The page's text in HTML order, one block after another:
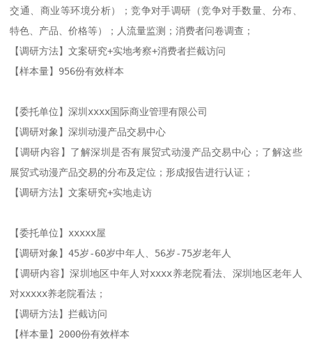
交通、商业等环境分析）；竞争对手调研（竞争对手数量、分布、
特色、产品、价格等）；人流量监测；消费者问卷调查；
【调研方法】文案研究+实地考察+消费者拦截访问
【样本量】956份有效样本
【委托单位】深圳xxxx国际商业管理有限公司
【调研对象】深圳动漫产品交易中心
【调研内容】了解深圳是否有展贸式动漫产品交易中心；了解这些
展贸式动漫产品交易的分布及定位；形成报告进行认证；
【调研方法】文案研究+实地走访
【委托单位】xxxxx屋
【调研对象】45岁-60岁中年人、56岁-75岁老年人
【调研内容】深圳地区中年人对xxxx养老院看法、深圳地区老年人
对xxxxx养老院看法；
【调研方法】拦截访问
【样本量】2000份有效样本